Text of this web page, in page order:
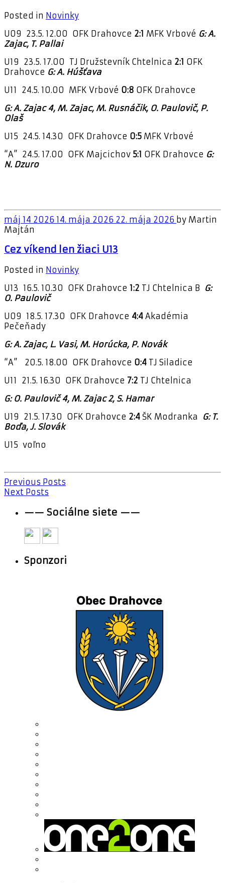
Posted in Novinky
U09 23.5. 12.00 OFK Drahovce 2:1 MFK Vrbové G: A.
Zajac, T. Pallai
U19 23.5. 17.00 TJ Družstevník Chtelnica 2:1 OFK
Drahovce G: A. Húšťava
U11 24.5. 10.00 MFK Vrbové 0:8 OFK Drahovce
G: A. Zajac 4, M. Zajac, M. Rusnáčik, O. Paulovič, P.
Olaš
U15 24.5. 14.30 OFK Drahovce 0:5 MFK Vrbové
“A” 24.5. 17.00 OFK Majcichov 5:1 OFK Drahovce G:
N. Dzuro
máj 14 2026 14. mája 2026 22. mája 2026 by Martin
Majtán
Cez víkend len žiaci U13
Posted in Novinky
U13 16.5. 10.30 OFK Drahovce 1:2 TJ Chtelnica B G:
O. Paulovič
U09 18.5. 17.30 OFK Drahovce 4:4 Akadémia
Pečeňady
G: A. Zajac, L. Vasi, M. Horúcka, P. Novák
“A” 20.5. 18.00 OFK Drahovce 0:4 TJ Siladice
U11 21.5. 16.30 OFK Drahovce 7:2 TJ Chtelnica
G: O. Paulovič 4, M. Zajac 2, S. Hamar
U19 21.5. 17.30 OFK Drahovce 2:4 ŠK Modranka G: T.
Boďa, J. Slovák
U15 voľno
Previous Posts
Next Posts
—— Sociálne siete ——
Sponzori